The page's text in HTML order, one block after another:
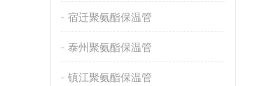
宿迁聚氨酯保温管
泰州聚氨酯保温管
镇江聚氨酯保温管